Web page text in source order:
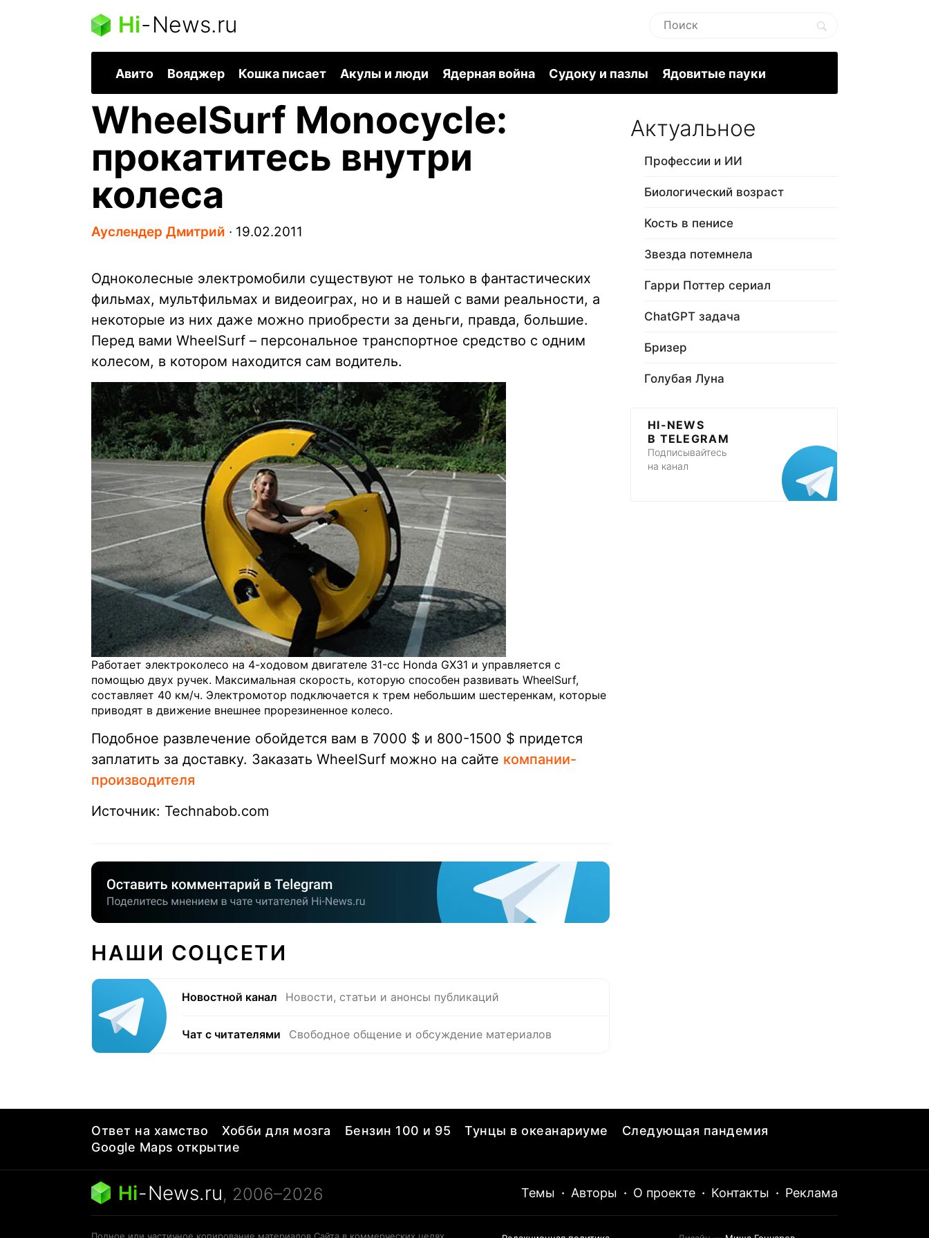
Hi-News.ru
Авито Вояджер Кошка писает Акулы и люди Ядерная война Судоку и пазлы Ядовитые пауки
WheelSurf Monocycle:
прокатитесь внутри
колеса
Ауслендер Дмитрий ∙ 19.02.2011
Одноколесные электромобили существуют не только в фантастических
фильмах, мультфильмах и видеоиграх, но и в нашей с вами реальности, а
некоторые из них даже можно приобрести за деньги, правда, большие.
Перед вами WheelSurf – персональное транспортное средство с одним
колесом, в котором находится сам водитель.
Работает электроколесо на 4-ходовом двигателе 31-cc Honda GX31 и управляется с
помощью двух ручек. Максимальная скорость, которую способен развивать WheelSurf,
составляет 40 км/ч. Электромотор подключается к трем небольшим шестеренкам, которые
приводят в движение внешнее прорезиненное колесо.
Подобное развлечение обойдется вам в 7000 $ и 800-1500 $ придется
заплатить за доставку. Заказать WheelSurf можно на сайте компании-
производителя
Источник: Technabob.com
НАШИ СОЦСЕТИ
Новостной канал Новости, статьи и анонсы публикаций
Чат с читателями Свободное общение и обсуждение материалов
Актуальное
Профессии и ИИ
Биологический возраст
Кость в пенисе
Звезда потемнела
Гарри Поттер сериал
ChatGPT задача
Бризер
Голубая Луна
HI-NEWS
В TELEGRAM
Подписывайтесь
на канал
Ответ на хамство Хобби для мозга Бензин 100 и 95 Тунцы в океанариуме
Следующая пандемия
Google Maps открытие
Hi-News.ru, 2006–2026 Темы · Авторы · О проекте · Контакты · Реклама